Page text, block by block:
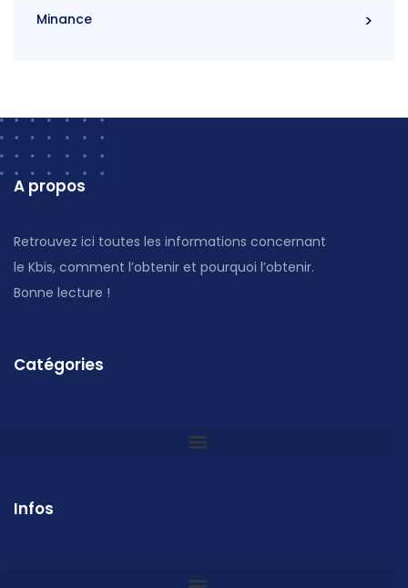
Minance
A propos
Retrouvez ici toutes les informations concernant
le Kbis, comment l’obtenir et pourquoi l’obtenir.
Bonne lecture !
Catégories
Infos